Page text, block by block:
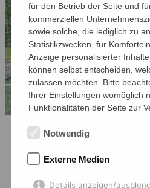
Smidt, Jesko Buß, Till
Theo Schüder, Tobi
für den Betrieb der Seite und
kommerziellen
sowie solche, die lediglich zu
Statistikzwecken, für
Anzeige personalisierter
können selbst entscheiden,
zulassen möchten. Bitte
Ihrer Einstellungen womöglich
Funktionalitäten der Seite zur
Notwendig
Externe Medien
Details anzeigen/